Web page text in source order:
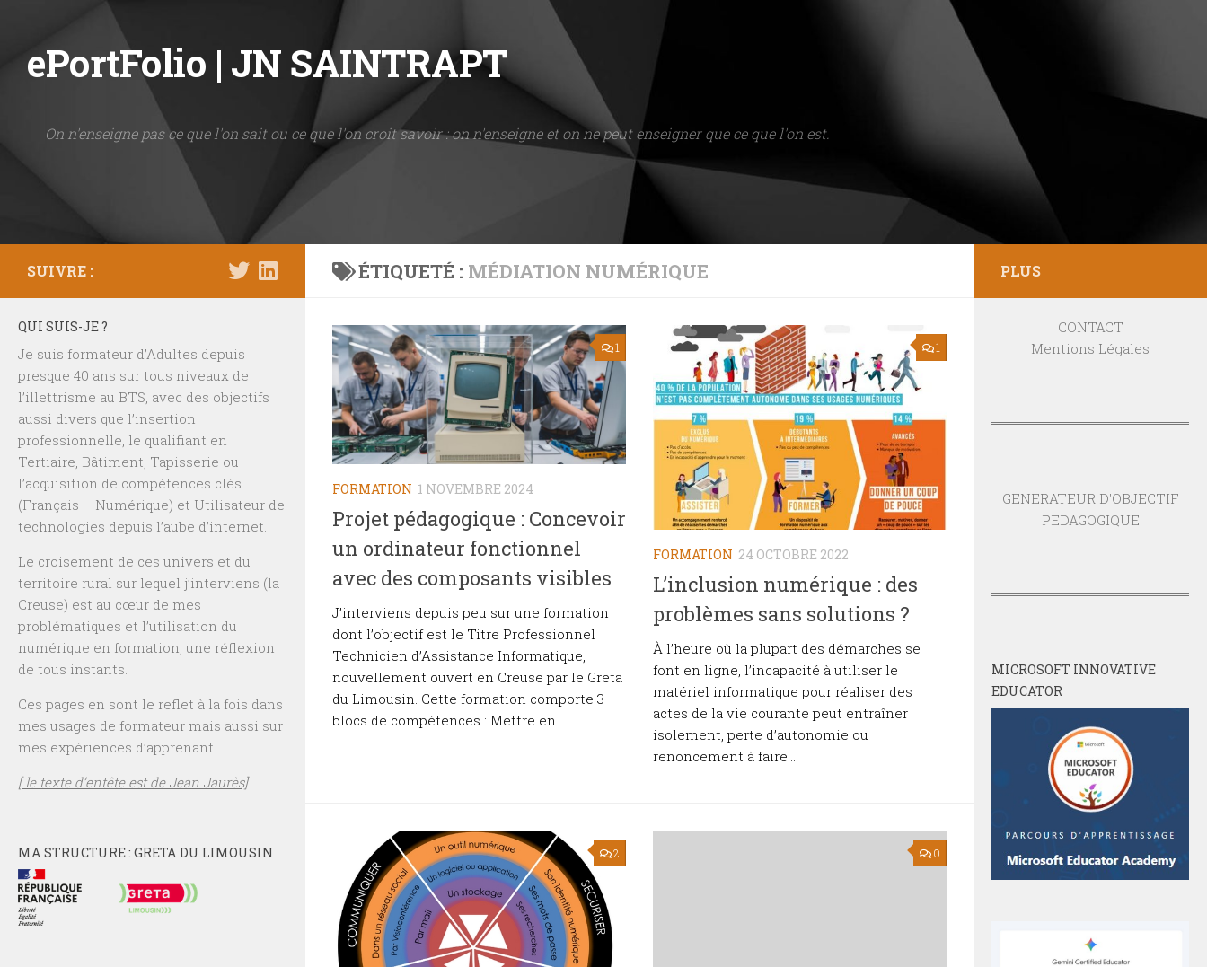
Skip to content
ePortFolio | JN SAINTRAPT
On n'enseigne pas ce que l'on sait ou ce que l'on croit savoir : on n'enseigne et on ne peut enseigner que ce que l'on est.
ÉTIQUETÉ : MÉDIATION NUMÉRIQUE
1
FORMATION 1 NOVEMBRE 2024
Projet pédagogique : Concevoir
un ordinateur fonctionnel
avec des composants visibles
J’interviens depuis peu sur une formation
dont l’objectif est le Titre Professionnel
Technicien d’Assistance Informatique,
nouvellement ouvert en Creuse par le Greta
du Limousin. Cette formation comporte 3
blocs de compétences : Mettre en...
1
FORMATION 24 OCTOBRE 2022
L’inclusion numérique : des
problèmes sans solutions ?
À l’heure où la plupart des démarches se
font en ligne, l’incapacité à utiliser le
matériel informatique pour réaliser des
actes de la vie courante peut entraîner
isolement, perte d’autonomie ou
renoncement à faire...
2 0
SUIVRE :
QUI SUIS-JE ?
Je suis formateur d’Adultes depuis
presque 40 ans sur tous niveaux de
l’illettrisme au BTS, avec des objectifs
aussi divers que l’insertion
professionnelle, le qualifiant en
Tertiaire, Bâtiment, Tapisserie ou
l’acquisition de compétences clés
(Français – Numérique) et Utilisateur de
technologies depuis l’aube d’internet.
Le croisement de ces univers et du
territoire rural sur lequel j’interviens (la
Creuse) est au cœur de mes
problématiques et l’utilisation du
numérique en formation, une réflexion
de tous instants.
Ces pages en sont le reflet à la fois dans
mes usages de formateur mais aussi sur
mes expériences d’apprenant.
[ le texte d’entête est de Jean Jaurès]
MA STRUCTURE : GRETA DU LIMOUSIN
PLUS
CONTACT
Mentions Légales
GENERATEUR D'OBJECTIF
PEDAGOGIQUE
MICROSOFT INNOVATIVE
EDUCATOR